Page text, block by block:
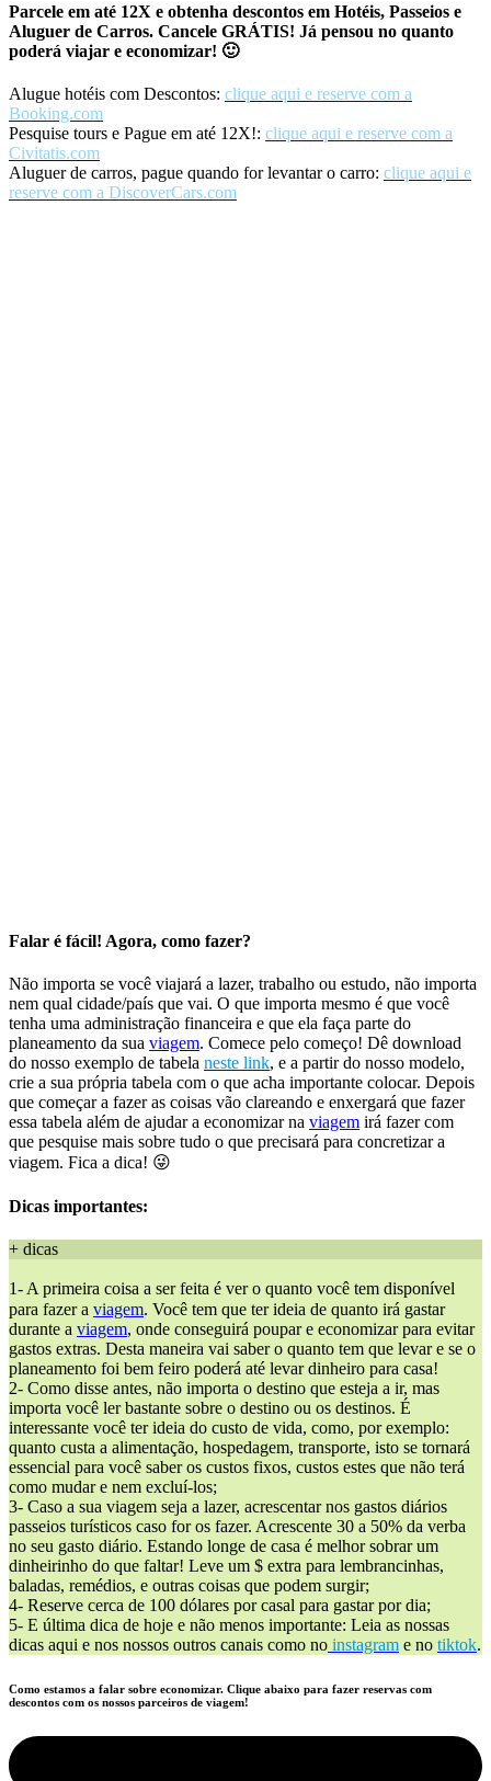
Parcele em até 12X e obtenha descontos em Hotéis, Passeios e
Aluguer de Carros. Cancele GRÁTIS! Já pensou no quanto
poderá viajar e economizar! 🙂
Alugue hotéis com Descontos: clique aqui e reserve com a
Booking.com
Pesquise tours e Pague em até 12X!: clique aqui e reserve com a
Civitatis.com
Aluguer de carros, pague quando for levantar o carro: clique aqui e
reserve com a DiscoverCars.com
Falar é fácil! Agora, como fazer?
Não importa se você viajará a lazer, trabalho ou estudo, não importa
nem qual cidade/país que vai. O que importa mesmo é que você
tenha uma administração financeira e que ela faça parte do
planeamento da sua viagem. Comece pelo começo! Dê download
do nosso exemplo de tabela neste link, e a partir do nosso modelo,
crie a sua própria tabela com o que acha importante colocar. Depois
que começar a fazer as coisas vão clareando e enxergará que fazer
essa tabela além de ajudar a economizar na viagem irá fazer com
que pesquise mais sobre tudo o que precisará para concretizar a
viagem. Fica a dica! 😜
Dicas importantes:
+ dicas
1- A primeira coisa a ser feita é ver o quanto você tem disponível
para fazer a viagem. Você tem que ter ideia de quanto irá gastar
durante a viagem, onde conseguirá poupar e economizar para evitar
gastos extras. Desta maneira vai saber o quanto tem que levar e se o
planeamento foi bem feiro poderá até levar dinheiro para casa!
2- Como disse antes, não importa o destino que esteja a ir, mas
importa você ler bastante sobre o destino ou os destinos. É
interessante você ter ideia do custo de vida, como, por exemplo:
quanto custa a alimentação, hospedagem, transporte, isto se tornará
essencial para você saber os custos fixos, custos estes que não terá
como mudar e nem excluí-los;
3- Caso a sua viagem seja a lazer, acrescentar nos gastos diários
passeios turísticos caso for os fazer. Acrescente 30 a 50% da verba
no seu gasto diário. Estando longe de casa é melhor sobrar um
dinheirinho do que faltar! Leve um $ extra para lembrancinhas,
baladas, remédios, e outras coisas que podem surgir;
4- Reserve cerca de 100 dólares por casal para gastar por dia;
5- E última dica de hoje e não menos importante: Leia as nossas
dicas aqui e nos nossos outros canais como no instagram e no tiktok.
Como estamos a falar sobre economizar. Clique abaixo para fazer reservas com
descontos com os nossos parceiros de viagem!